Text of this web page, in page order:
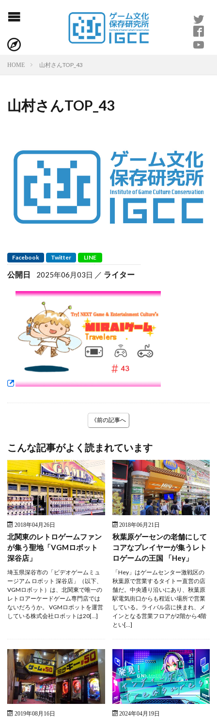
HOME 山村さんTOP_43
山村さんTOP_43
Facebook Twitter LINE
公開日 2025年06月03日 ライター
《前の記事へ
こんな記事がよく読まれています
2018年04月26日
北関東のレトロゲームファン
が集う聖地「VGMロボット
深谷店」
埼玉県深谷市の「ビデオゲームミュ
ージアム ロボット 深谷店」（以下、
VGMロボット）は、北関東で唯一の
レトロアーケードゲーム専門店では
ないだろうか。 VGMロボットを運営
している株式会社ロボットは20[…]
2018年06月21日
秋葉原ゲーセンの老舗にして
コアなプレイヤーが集うレト
ロゲームの王国 「Hey」
「Hey」はゲームセンター激戦区の
秋葉原で営業するタイトー直営の店
舗だ。中央通り沿いにあり、秋葉原
駅電気街口からも程近い場所で営業
している。ライバル店に挟まれ、メ
インとなる営業フロアが2階から4階
とい[…]
2019年08月16日 2024年04月19日